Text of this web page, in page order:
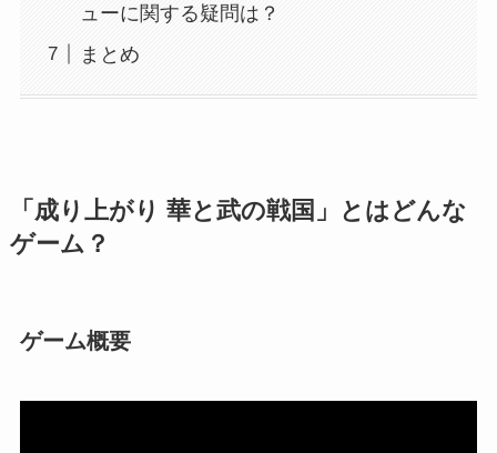
ューに関する疑問は？
まとめ
「成り上がり 華と武の戦国」とはどんな
ゲーム？
ゲーム概要